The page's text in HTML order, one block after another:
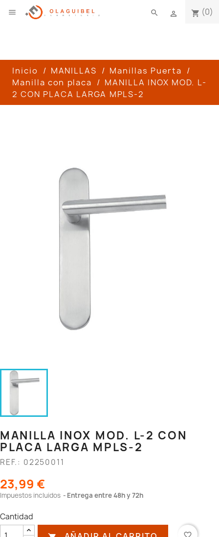
 shopping_cart (0)

search
Inicio MANILLAS
Manillas Puerta
Manilla con placa
MANILLA INOX MOD. L-
2 CON PLACA LARGA MPLS-2
MANILLA INOX MOD. L-2 CON
PLACA LARGA MPLS-2
REF.: 02250011
23,99 €
Impuestos incluidos Entrega entre 48h y 72h
Cantidad
favorite_border